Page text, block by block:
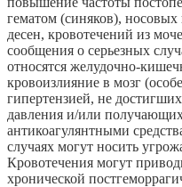
гематом (синяков), носовых
десен, кровотечений из
сообщения о серьезных
относятся желудочно-
кровоизлияние в мозг
гипертензией, не
давления и/или
антикоагулянтными
случаях могут носить
Кровотечения могут
хронической